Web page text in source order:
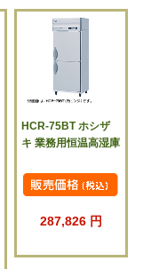
HCR-75BT ホシザ
キ 業務用恒温高湿庫
287,826 円